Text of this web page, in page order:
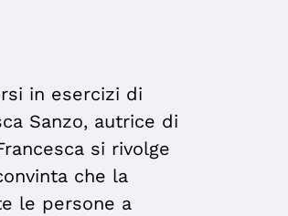
in esercizi di
Sanzo, autrice di
si rivolge
che la
le persone a